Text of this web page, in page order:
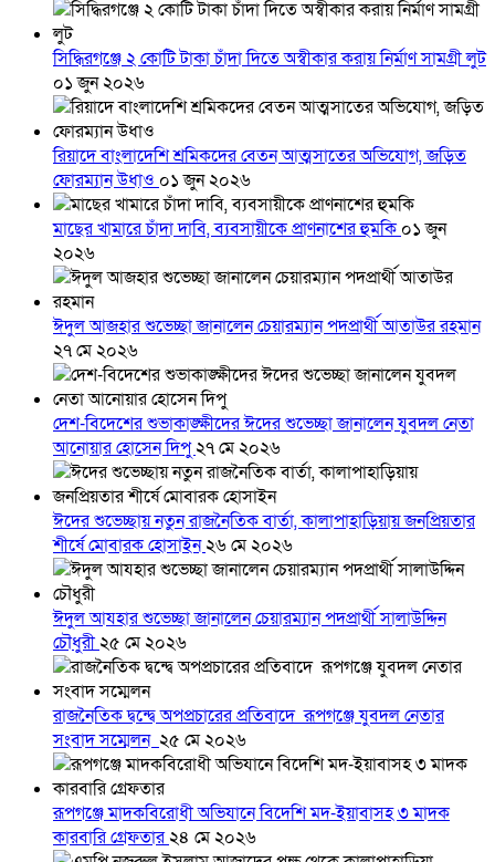
সিদ্ধিরগঞ্জে ২ কোটি টাকা চাঁদা দিতে অস্বীকার করায় নির্মাণ সামগ্রী লুট
০১ জুন ২০২৬
রিয়াদে বাংলাদেশি শ্রমিকদের বেতন আত্মসাতের অভিযোগ, জড়িত
ফোরম্যান উধাও ০১ জুন ২০২৬
মাছের খামারে চাঁদা দাবি, ব্যবসায়ীকে প্রাণনাশের হুমকি ০১ জুন
২০২৬
ঈদুল আজহার শুভেচ্ছা জানালেন চেয়ারম্যান পদপ্রার্থী আতাউর রহমান
২৭ মে ২০২৬
দেশ-বিদেশের শুভাকাঙ্ক্ষীদের ঈদের শুভেচ্ছা জানালেন যুবদল নেতা
আনোয়ার হোসেন দিপু২৭ মে ২০২৬
ঈদের শুভেচ্ছায় নতুন রাজনৈতিক বার্তা, কালাপাহাড়িয়ায় জনপ্রিয়তার
শীর্ষে মোবারক হোসাইন২৬ মে ২০২৬
ঈদুল আযহার শুভেচ্ছা জানালেন চেয়ারম্যান পদপ্রার্থী সালাউদ্দিন
চৌধুরী২৫ মে ২০২৬
রাজনৈতিক দ্বন্দ্বে অপপ্রচারের প্রতিবাদে ‎রূপগঞ্জে যুবদল নেতার
সংবাদ সম্মেলন ‎ ২৫ মে ২০২৬
রূপগঞ্জে মাদকবিরোধী অভিযানে বিদেশি মদ-ইয়াবাসহ ৩ মাদক
কারবারি গ্রেফতার২৪ মে ২০২৬